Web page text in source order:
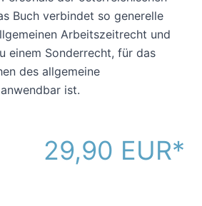
Buch verbindet so generelle
Arbeitszeitrecht und
einem Sonderrecht, für das
des allgemeine
ist.
29,90 EUR